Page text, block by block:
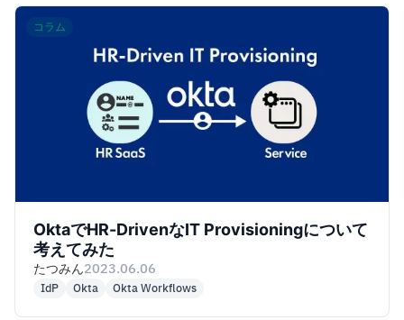
コラム
OktaでHR-DrivenなIT Provisioningについて
考えてみた
たつみん2023.06.06
IdP Okta Okta Workflows